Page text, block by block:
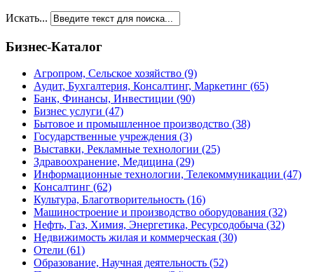
Искать...
Бизнес-Каталог
Агропром, Сельское хозяйство (9)
Аудит, Бухгалтерия, Консалтинг, Маркетинг (65)
Банк, Финансы, Инвестиции (90)
Бизнес услуги (47)
Бытовое и промышленное производство (38)
Государственные учреждения (3)
Выставки, Рекламные технологии (25)
Здравоохранение, Медицина (29)
Информационные технологии, Телекоммуникации (47)
Консалтинг (62)
Культура, Благотворительность (16)
Машиностроение и производство оборудования (32)
Нефть, Газ, Химия, Энергетика, Ресурсодобыча (32)
Недвижимость жилая и коммерческая (30)
Отели (61)
Образование, Научная деятельность (52)